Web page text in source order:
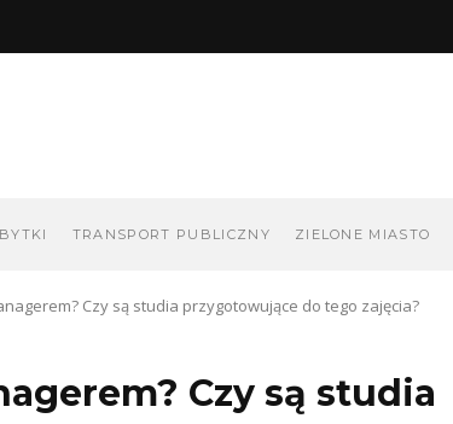
TRANSPORT PUBLICZNY ZIELONE MIASTO
Czy są studia przygotowujące do tego zajęcia?
Czy są studia